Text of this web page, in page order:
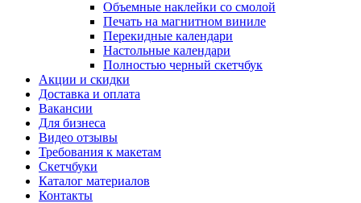
Объемные наклейки со смолой
Печать на магнитном виниле
Перекидные календари
Настольные календари
Полностью черный скетчбук
Акции и скидки
Доставка и оплата
Вакансии
Для бизнеса
Видео отзывы
Требования к макетам
Скетчбуки
Каталог материалов
Контакты